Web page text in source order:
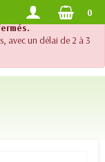
téléphonique
avec un délai de 2 à 3
DES 120.- 0